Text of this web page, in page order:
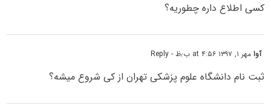
کسی اطلاع داره چطوریه؟
آوامهر ۱, ۱۳۹۷ at ۴:۵۶ ب٫ظ - Reply
ثبت نام دانشگاه علوم پزشکی تهران از کی شروع میشه؟